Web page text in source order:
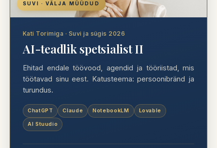
SUVI · VÄLJA MÜÜDUD
Kati Torimiga · Suvi ja sügis 2026
AI-teadlik spetsialist II
Ehitad endale töövood, agendid ja tööriistad, mis
töötavad sinu eest. Katusteema: persoonibränd ja
turundus.
ChatGPT Claude NotebookLM Lovable
AI Stuudio